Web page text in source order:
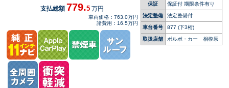
保証 保証付 期限条件有り
法定整備 法定整備付
車台番号 877 (下3桁)
取扱店舗 ボルボ・カー 相模原
支払総額779.5 万円
車両価格：763.0万円
諸費用：16.5万円